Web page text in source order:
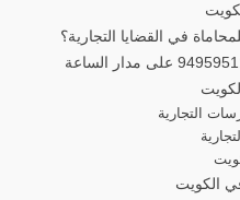
في القضايا التجارية؟
التجارية
الكويت